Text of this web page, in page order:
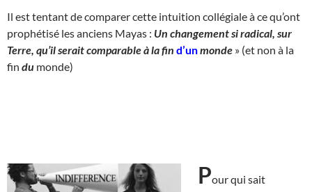
Il est tentant de comparer cette intuition collégiale à ce qu’ont
prophétisé les anciens Mayas : Un changement si radical, sur
Terre, qu’il serait comparable à la fin d’unmonde » (et non à la
fin du monde)
Pour qui sait